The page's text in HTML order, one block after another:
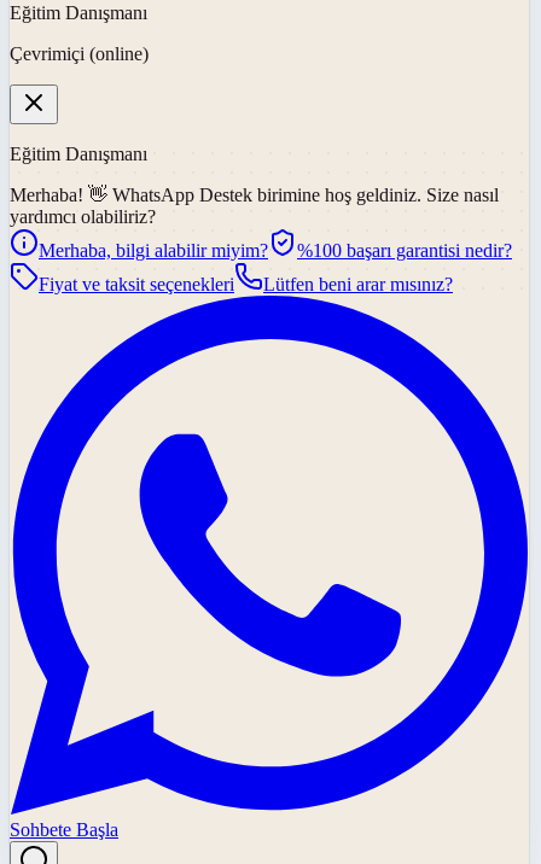
Eğitim Danışmanı
Çevrimiçi (online)
Eğitim Danışmanı
Merhaba! 👋 WhatsApp Destek birimine hoş geldiniz. Size nasıl
yardımcı olabiliriz?
Merhaba, bilgi alabilir miyim?
%100 başarı garantisi nedir?
Fiyat ve taksit seçenekleri
Lütfen beni arar mısınız?
Sohbete Başla